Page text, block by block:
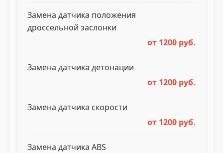
Замена датчика положения
дроссельной заслонки
от 1200 руб.
Замена датчика детонации
от 1200 руб.
Замена датчика скорости
от 1200 руб.
Замена датчика ABS